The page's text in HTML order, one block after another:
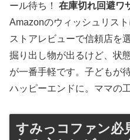
ール待ち！ 在庫切れ回避ワ
Amazonのウィッシュリス
ストアレビューで信頼店を
掘り出し物が出るけど、状
が一番手軽です。子どもが
ハッピーエンドに。ママの
すみっコファン必